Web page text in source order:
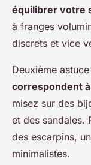
équilibrer votre
à franges
discrets et vice
Deuxième
correspondent
misez sur des
et des sandales.
des escarpins,
minimalistes.